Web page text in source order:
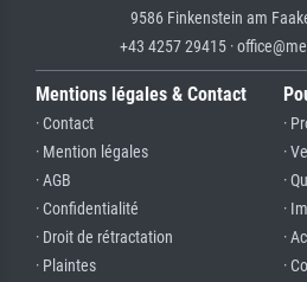
9586 Finkenstein am
+43 4257 29415 ·
Mentions légales & Contact
· Contact
· Mention légales
· AGB
· Confidentialité
· Droit de rétractation
· Plaintes
·
·
·
·
·
·